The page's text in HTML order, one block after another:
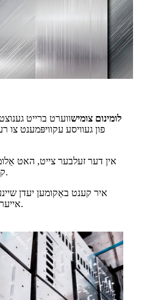
לומינום צומישווערט ברייט
פון געוויסע עקוויפּמענט צו
אין דער זעלבער צייט, האט
קאָלירינג פיייקייט ווען אַנאָדיזינג.
איר קענט באַקומען יעדן
אייערע אַלומינום בויגן מעטאַל טיילן.